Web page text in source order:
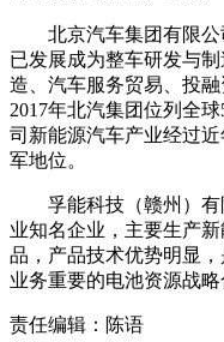
北京汽车集团有限
已发展成为整车研发与
造、汽车服务贸易、投
2017年北汽集团位列全
司新能源汽车产业经过
军地位。
孚能科技（赣州）
业知名企业，主要生产
品，产品技术优势明显
业务重要的电池资源战略
责任编辑：陈语